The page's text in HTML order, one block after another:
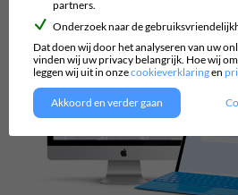
partners.
Onderzoek naar de
Dat doen wij door het analyseren van uw
vinden wij uw privacy belangrijk. Hoe wij
leggen wij uit in onzecookieverklaringen
Akkoord en verder gaan